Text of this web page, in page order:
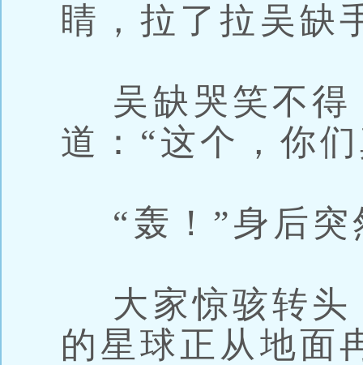
睛，拉了拉吴缺
吴缺哭笑不得
道：“这个，你
“轰！”身后突
大家惊骇转头
的星球正从地面